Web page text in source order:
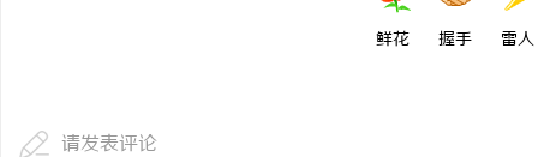
鲜花 握手 雷人
请发表评论